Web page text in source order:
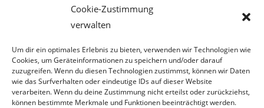
Cookie-Zustimmung
verwalten
Um dir ein optimales Erlebnis zu bieten, verwenden wir Technologien wie
Cookies, um Geräteinformationen zu speichern und/oder darauf
zuzugreifen. Wenn du diesen Technologien zustimmst, können wir Daten
wie das Surfverhalten oder eindeutige IDs auf dieser Website
verarbeiten. Wenn du deine Zustimmung nicht erteilst oder zurückziehst,
können bestimmte Merkmale und Funktionen beeinträchtigt werden.
teste gegen die Wiedereröffnung des Flüchtlingsheimes in
Im besagten Haus ist neben den männlichen Flüchtlingen,
das gesamte Büro der Ute Bock